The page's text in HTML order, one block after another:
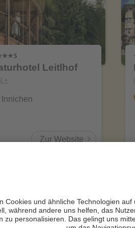
Leitlhof
+
Innichen
Zur Website